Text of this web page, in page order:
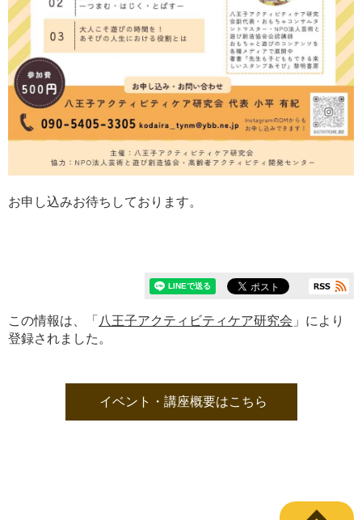
お申し込みお待ちしております。
この情報は、「 八王子アクティビティケア研究会 」により
登録されました。
イベント・講座概要はこちら